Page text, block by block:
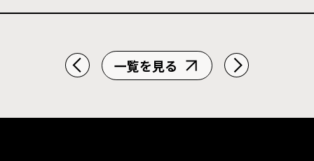
一覧を見る